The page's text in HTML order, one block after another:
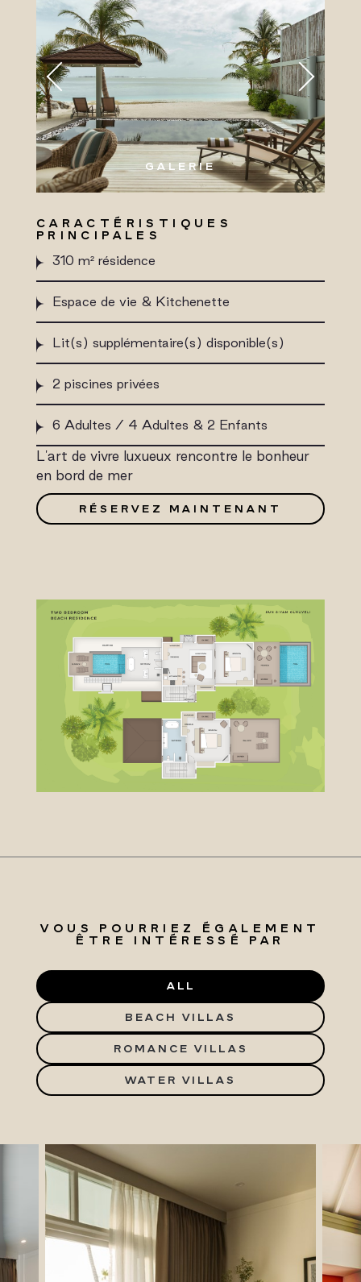
GALERIE
CARACTÉRISTIQUES
PRINCIPALES
310 m² résidence
Espace de vie & Kitchenette
Lit(s) supplémentaire(s) disponible(s)
2 piscines privées
6 Adultes / 4 Adultes & 2 Enfants
L'art de vivre luxueux rencontre le bonheur
en bord de mer
RÉSERVEZ MAINTENANT
VOUS POURRIEZ ÉGALEMENT
ÊTRE INTÉRESSÉ PAR
ALL
BEACH VILLAS
ROMANCE VILLAS
WATER VILLAS